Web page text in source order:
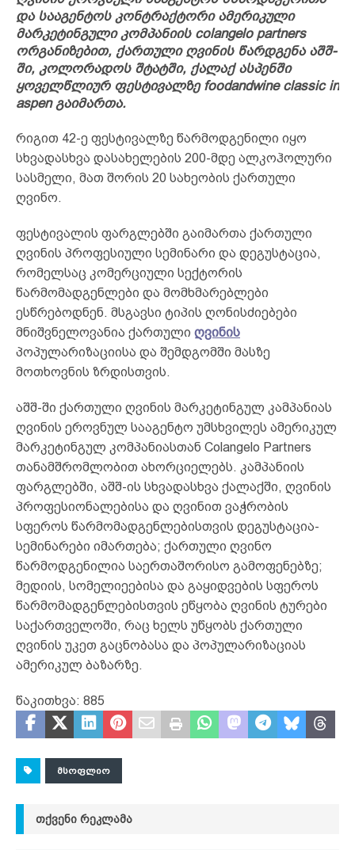
და სააგენტოს კონტრაქტორი ამერიკული
მარკეტინგული კომპანიის colangelo partners
ორგანიზებით, ქართული ღვინის წარდგენა აშშ-
ში, კოლორადოს შტატში, ქალაქ ასპენში
ყოველწლიურ ფესტივალზე foodandwine classic in
aspen გაიმართა.
რიგით 42-ე ფესტივალზე წარმოდგენილი იყო
სხვადასხვა დასახელების 200-მდე ალკოჰოლური
სასმელი, მათ შორის 20 სახეობის ქართული
ღვინო.
ფესტივალის ფარგლებში გაიმართა ქართული
ღვინის პროფესიული სემინარი და დეგუსტაცია,
რომელსაც კომერციული სექტორის
წარმომადგენლები და მომხმარებლები
ესწრებოდნენ. მსგავსი ტიპის ღონისძიებები
მნიშვნელოვანია ქართული ღვინის
პოპულარიზაციისა და შემდგომში მასზე
მოთხოვნის ზრდისთვის.
აშშ-ში ქართული ღვინის მარკეტინგულ კამპანიას
ღვინის ეროვნულ სააგენტო უმსხვილეს ამერიკულ
მარკეტინგულ კომპანიასთან Colangelo Partners
თანამშრომლობით ახორციელებს. კამპანიის
ფარგლებში, აშშ-ის სხვადასხვა ქალაქში, ღვინის
პროფესიონალებისა და ღვინით ვაჭრობის
სფეროს წარმომადგენლებისთვის დეგუსტაცია-
სემინარები იმართება; ქართული ღვინო
წარმოდგენილია საერთაშორისო გამოფენებზე;
მედიის, სომელიეებისა და გაყიდვების სფეროს
წარმომადგენლებისთვის ეწყობა ღვინის ტურები
საქართველოში, რაც ხელს უწყობს ქართული
ღვინის უკეთ გაცნობასა და პოპულარიზაციას
ამერიკულ ბაზარზე.
წაკითხვა: 885
ᲛᲡᲝᲤᲚᲘᲝ
ᲗᲥᲕᲔᲜᲘ ᲠᲔᲙᲚᲐᲛᲐ